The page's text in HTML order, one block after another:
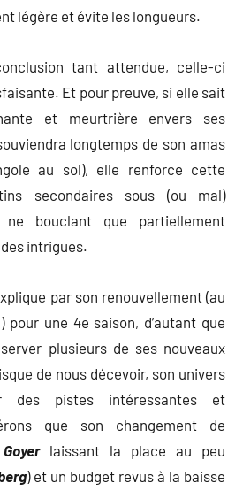
légère et évite les longueurs.
tant attendue, celle-ci
Et pour preuve, si elle sait
et meurtrière envers ses
longtemps de son amas
au sol), elle renforce cette
secondaires sous (ou mal)
bouclant que partiellement
intrigues.
par son renouvellement (au
pour une 4e saison, d’autant que
plusieurs de ses nouveaux
de nous décevoir, son univers
des pistes intéressantes et
que son changement de
laissant la place au peu
) et un budget revus à la baisse